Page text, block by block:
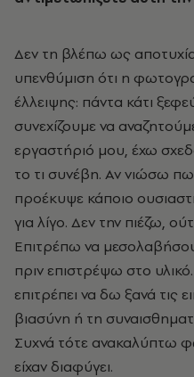
Δεν τη βλέπω ως
υπενθύμιση ότι η
έλλειψης: πάντα κάτι
συνεχίζουμε να
εργαστήριό μου, έχω
το τι συνέβη. Αν νιώσω
προέκυψε κάποιο
για λίγο. Δεν την πιέζω,
Επιτρέπω να
πριν επιστρέψω στο
επιτρέπει να δω ξανά τις
βιασύνη ή τη
Συχνά τότε ανακαλύπτω
είχαν διαφύγει.